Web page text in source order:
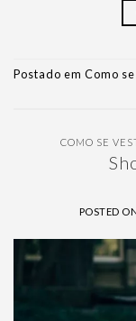
Postado em Como
COMO SE
POSTED